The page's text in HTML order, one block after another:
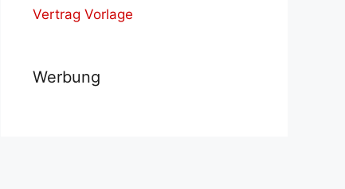
Vertrag Vorlage
Werbung